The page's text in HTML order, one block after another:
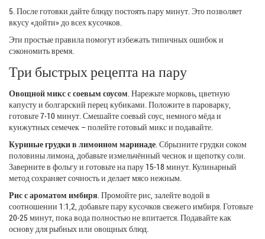
5. После готовки дайте блюду постоять пару минут. Это позволяет
вкусу «дойти» до всех кусочков.
Эти простые правила помогут избежать типичных ошибок и
сэкономить время.
Три быстрых рецепта на пару
Овощной микс с соевым соусом . Нарежьте морковь, цветную
капусту и болгарский перец кубиками. Положите в пароварку,
готовьте 7‑10 минут. Смешайте соевый соус, немного мёда и
кунжутных семечек – полейте готовый микс и подавайте.
Куриные грудки в лимонном маринаде . Сбрызните грудки соком
половины лимона, добавьте измельчённый чеснок и щепотку соли.
Заверните в фольгу и готовьте на пару 15‑18 минут. Кулинарный
метод сохраняет сочность и делает мясо нежным.
Рис с ароматом имбиря . Промойте рис, залейте водой в
соотношении 1:1,2, добавьте пару кусочков свежего имбиря. Готовьте
20‑25 минут, пока вода полностью не впитается. Подавайте как
основу для рыбных или овощных блюд.